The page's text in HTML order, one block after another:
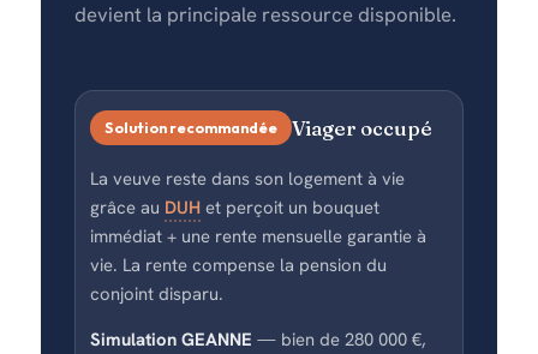
devient la principale ressource disponible.
Solution recommandée Viager occupé
La veuve reste dans son logement à vie
grâce au DUH et perçoit un bouquet
immédiat + une rente mensuelle garantie à
vie. La rente compense la pension du
conjoint disparu.
Simulation GEANNE — bien de 280 000 €,